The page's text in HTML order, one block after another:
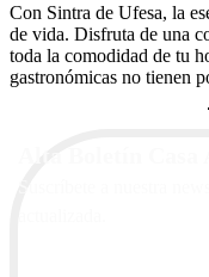
Con Sintra de Ufesa, la
de vida. Disfruta de una
toda la comodidad de tu
gastronómicas no tienen